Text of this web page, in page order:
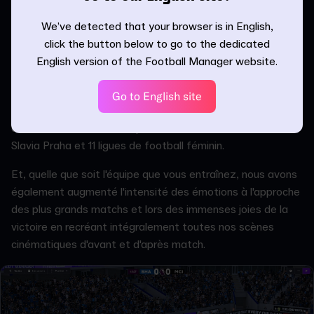
depuis le meilleur siège du stade en profitant des logos de
club, kits et visages des joueurs officiels.
licence cette année. Nous accueillons également la Serie
BKT, l'ADNOC Pro League et la A Lyga dans la série en plus
de clubs individuels, tels que Club America, River Plate, SK
Slavia Praha et 11 ligues de football féminin.
Et, quelle que soit l'équipe que vous entraînez, nous avons
également augmenté l'intensité des émotions à l'approche
des plus grands matchs et lors des immenses joies de la
victoire en recréant intégralement toutes nos scènes
cinématiques d'avant et d'après match.
We’ve detected that your browser is in English,
click the button below to go to the dedicated
English version of the Football Manager website.
Go to English site